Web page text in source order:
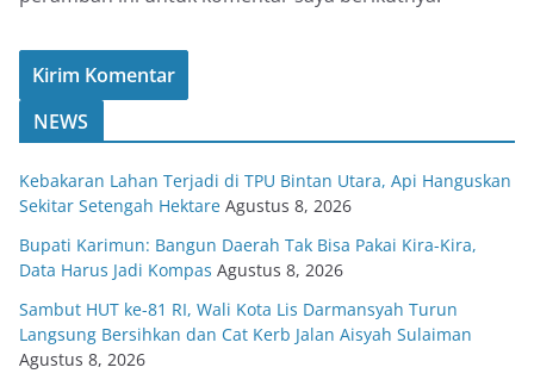
NEWS
Kebakaran Lahan Terjadi di TPU Bintan Utara, Api Hanguskan
Sekitar Setengah Hektare Agustus 8, 2026
Bupati Karimun: Bangun Daerah Tak Bisa Pakai Kira-Kira,
Data Harus Jadi Kompas Agustus 8, 2026
Sambut HUT ke-81 RI, Wali Kota Lis Darmansyah Turun
Langsung Bersihkan dan Cat Kerb Jalan Aisyah Sulaiman
Agustus 8, 2026